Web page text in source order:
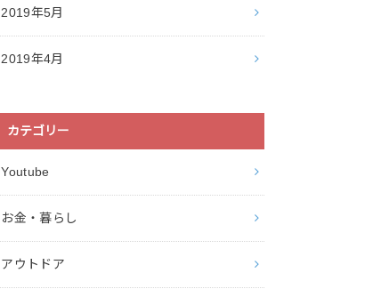
2019年5月
2019年4月
カテゴリー
Youtube
お金・暮らし
アウトドア